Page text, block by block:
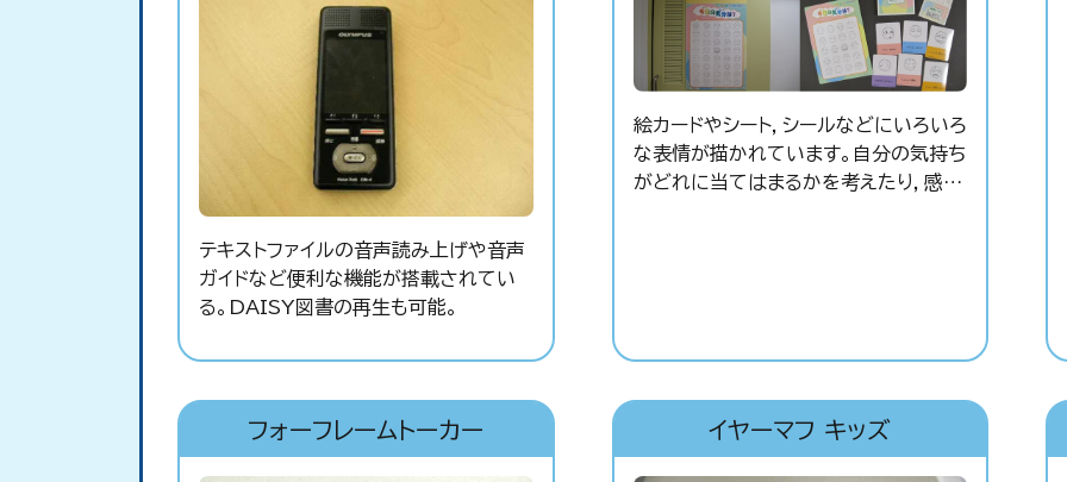
テキストファイルの音声読み上げや音声
ガイドなど便利な機能が搭載されてい
る。DAISY図書の再生も可能。
絵カードやシート，シールなどにいろいろ
な表情が描かれています。自分の気持ち
がどれに当てはまるかを考えたり，感情
フォーフレームトーカー イヤーマフ キッズ